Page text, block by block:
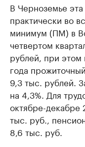
В Черноземье
практически во
минимум (ПМ) в
четвертом
рублей, при этом
года
9,3 тыс. рублей.
на 4,3%. Для
октябре-декабре
тыс. руб.,
8,6 тыс. руб.